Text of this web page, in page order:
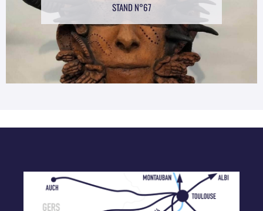
STAND N°67